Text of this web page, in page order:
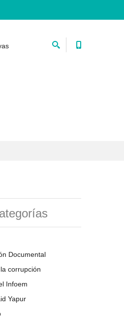
Documental
corrupción
Infoem
Yapur